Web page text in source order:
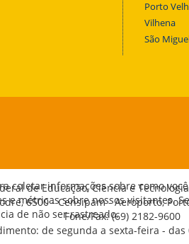
Porto
Vilhena
São
de Educação, Ciência e
6500 - Censipam - Aeroporto,
Fone/Fax: (69) 2182-9600
de segunda a sexta-feira - das
coletar informações sobre como
métricas sobre nossos visitantes.
de não ser rastreado.